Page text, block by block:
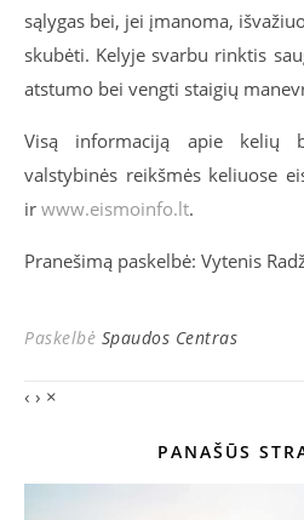
sąlygas bei, jei įmanoma,
skubėti. Kelyje svarbu rinktis
atstumo bei vengti staigių
Visą informaciją apie kelių
valstybinės reikšmės keliuose
ir www.eismoinfo.lt.
Pranešimą paskelbė: Vytenis
Paskelbė Spaudos Centras
‹ › ×
PANAŠŪS